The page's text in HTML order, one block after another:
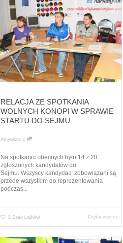
RELACJA ZE SPOTKANIA
WOLNYCH KONOPI W SPRAWIE
STARTU DO SEJMU
Aktywizm 0
Na spotkaniu obecnych było 14 z 20
zgłoszonych kandydatów do
Sejmu. Wszyscy kandydaci zobowiązani są
przede wszystkim do reprezentowania
podczas...
0 Brak Lajków Czytaj więcej